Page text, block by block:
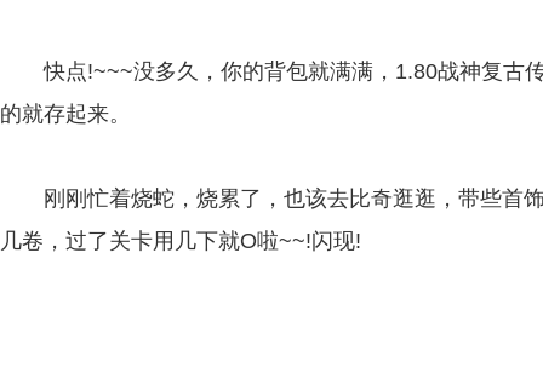
快点!~~~没多久，你的背包就满满，1.80战神复古
的就存起来。
刚刚忙着烧蛇，烧累了，也该去比奇逛逛，带些首
几卷，过了关卡用几下就O啦~~!闪现!